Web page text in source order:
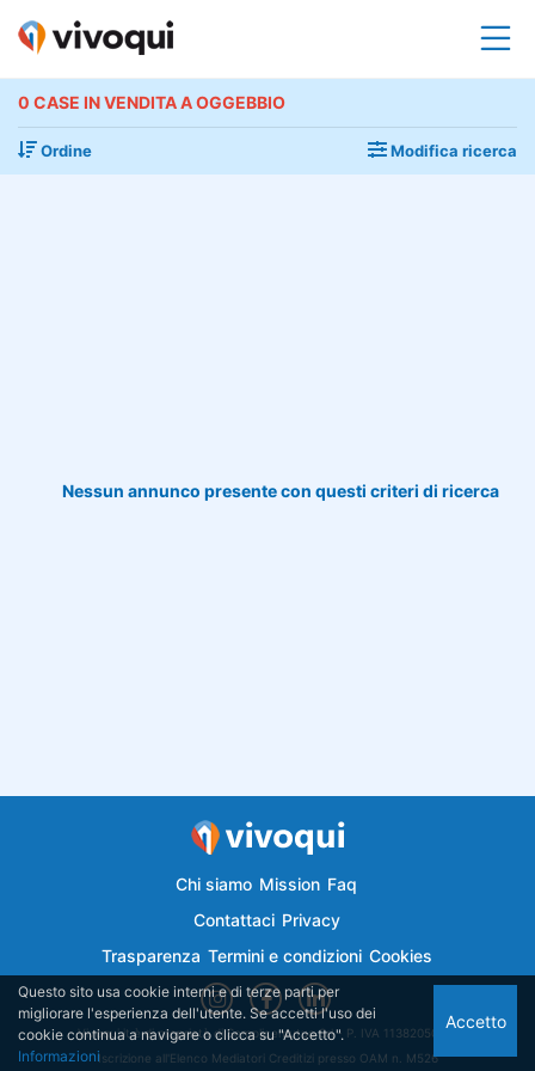
0 CASE IN VENDITA A OGGEBBIO
Ordine Modifica ricerca
Nessun annunco presente con questi criteri di ricerca
Chi siamo Mission Faq
Contattaci Privacy
Trasparenza Termini e condizioni Cookies
Vivoqui.it è di proprietà di Semplicemutuo Srl - P. IVA 11382050018
Iscrizione all'Elenco Mediatori Creditizi presso OAM n. M526
Questo sito usa cookie interni e di terze parti per
migliorare l'esperienza dell'utente. Se accetti l'uso dei
cookie continua a navigare o clicca su "Accetto".
Informazioni
Accetto